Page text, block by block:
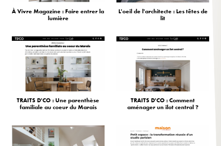
À Vivre Magazine : Faire entrer la
lumière
L'oeil de l'architecte : Les têtes de
lit
TRAITS D'CO : Une parenthèse
familiale au coeur du Marais
TRAITS D'CO : Comment
aménager un îlot central ?